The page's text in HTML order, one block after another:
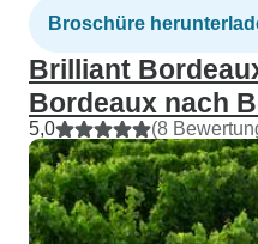
Broschüre
Brilliant
Bordeaux nach
5,0 (8